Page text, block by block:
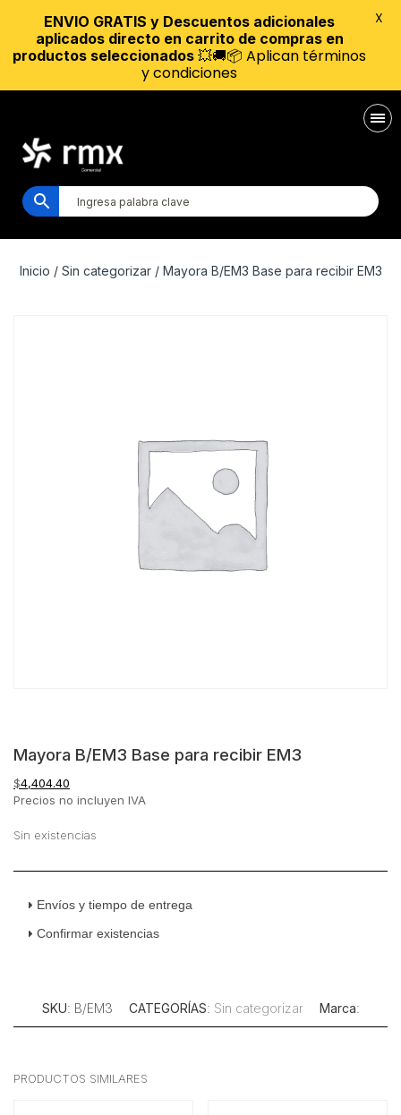
Inicio / Sin categorizar/ Mayora B/EM3 Base para recibir EM3
Mayora B/EM3 Base para recibir EM3
$4,404.40
Precios no incluyen IVA
Sin existencias
Envíos y tiempo de entrega
Confirmar existencias
SKU: B/EM3 CATEGORÍAS: Sin categorizar Marca:
PRODUCTOS SIMILARES
ENVIO GRATIS y Descuentos adicionales
aplicados directo en carrito de compras en
productos seleccionados 💥🚚📦 Aplican términos
y condiciones
X